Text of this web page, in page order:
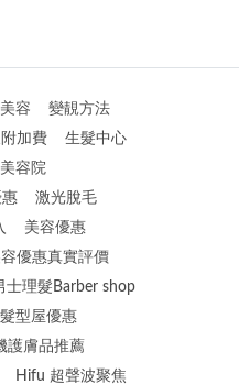
容
變靚方法
加費
生髮中心
容院
惠
激光脫毛
美容優惠
優惠真實評價
士理髮Barber shop
型屋優惠
護膚品推薦
Hifu 超聲波聚焦